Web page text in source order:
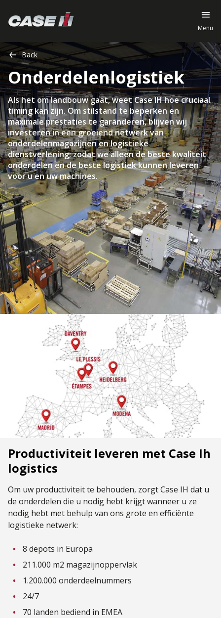
Menu
Back
Onderdelenlogistiek
​​​​​Als het om landbouw gaat, weet Case IH hoe cruciaal
timing kan zijn. Om stilstand te beperken en
maximale prestaties te garanderen, blijven wij
investeren in een groeiend netwerk van
onderdelenmagazijnen en logistieke
dienstverlening; zodat we alleen de beste kwaliteit
onderdelen en de beste logistiek kunnen leveren
voor u en uw machines.
Productiviteit leveren met Case Ih
logistics
Om uw productiviteit te behouden, zorgt Case IH dat u
de onderdelen die u nodig hebt krijgt wanneer u ze
nodig hebt met behulp van ons grote en efficiënte
logistieke netwerk:
8 depots in Europa
211.000 m2 magazijnoppervlak
1.200.000 onderdeelnummers
24/7
70 landen bediend in EMEA